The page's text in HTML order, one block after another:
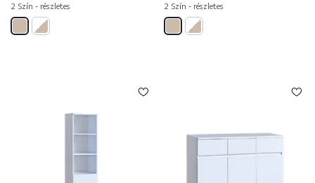
2 Szín - részletes 2 Szín - részletes